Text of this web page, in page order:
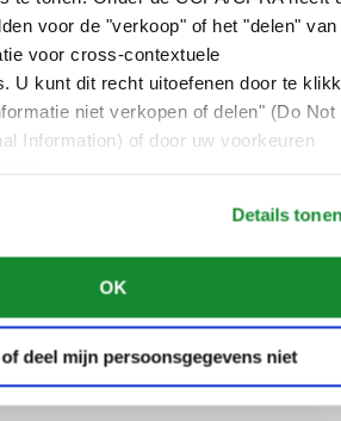
voor de "verkoop" of het "delen" van
voor cross-contextuele
U kunt dit recht uitoefenen door te
niet verkopen of delen" (Do Not
Information) of door uw voorkeuren
Details
OK
deel mijn persoonsgegevens niet